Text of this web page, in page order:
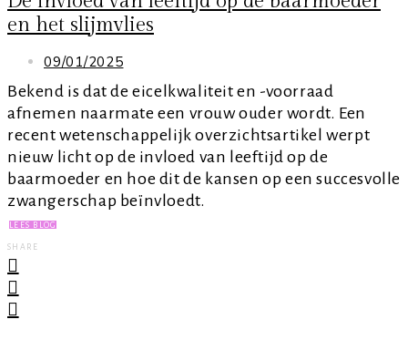
en het slijmvlies
09/01/2025
Bekend is dat de eicelkwaliteit en -voorraad
afnemen naarmate een vrouw ouder wordt. Een
recent wetenschappelijk overzichtsartikel werpt
nieuw licht op de invloed van leeftijd op de
baarmoeder en hoe dit de kansen op een succesvolle
zwangerschap beïnvloedt.
LEES BLOG
SHARE